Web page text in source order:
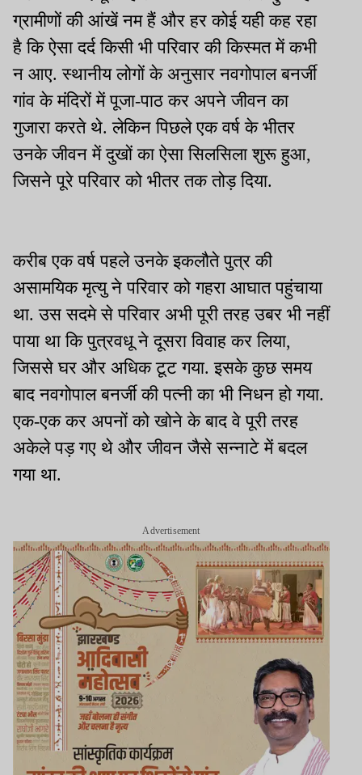
ग्रामीणों की आंखें नम हैं और हर कोई यही कह रहा
है कि ऐसा दर्द किसी भी परिवार की किस्मत में कभी
न आए. स्थानीय लोगों के अनुसार नवगोपाल बनर्जी
गांव के मंदिरों में पूजा-पाठ कर अपने जीवन का
गुजारा करते थे. लेकिन पिछले एक वर्ष के भीतर
उनके जीवन में दुखों का ऐसा सिलसिला शुरू हुआ,
जिसने पूरे परिवार को भीतर तक तोड़ दिया.
करीब एक वर्ष पहले उनके इकलौते पुत्र की
असामयिक मृत्यु ने परिवार को गहरा आघात पहुंचाया
था. उस सदमे से परिवार अभी पूरी तरह उबर भी नहीं
पाया था कि पुत्रवधू ने दूसरा विवाह कर लिया,
जिससे घर और अधिक टूट गया. इसके कुछ समय
बाद नवगोपाल बनर्जी की पत्नी का भी निधन हो गया.
एक-एक कर अपनों को खोने के बाद वे पूरी तरह
अकेले पड़ गए थे और जीवन जैसे सन्नाटे में बदल
गया था.
Advertisement